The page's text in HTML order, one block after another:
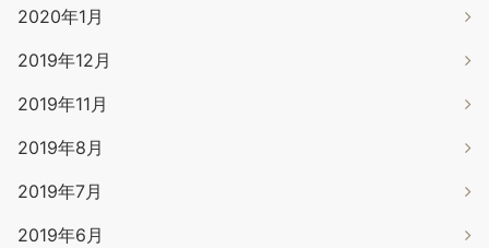
2020年1月
2019年12月
2019年11月
2019年8月
2019年7月
2019年6月